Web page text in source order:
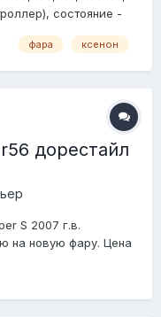
состояние -
почтой РФ или EMS в
фара ксенон
дорестайл
S 2007 г.в.
на новую фару. Цена